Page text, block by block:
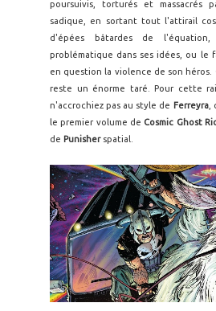
poursuivis, torturés et massacrés
sadique, en sortant tout l'attirail
d'épées bâtardes de
problématique dans ses idées, ou le
en question la violence de son héros.
reste un énorme taré. Pour cette
n'accrochiez pas au style de Ferreyra,
le premier volume de Cosmic Ghost
de Punisherspatial.